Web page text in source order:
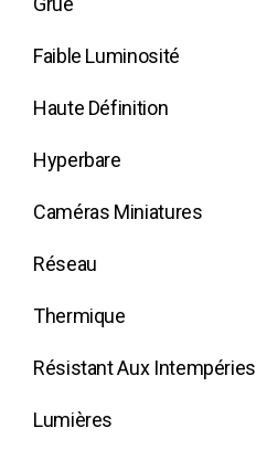
Faible Luminosité
Haute Définition
Hyperbare
Caméras Miniatures
Réseau
Thermique
Résistant Aux Intempéries
Lumières